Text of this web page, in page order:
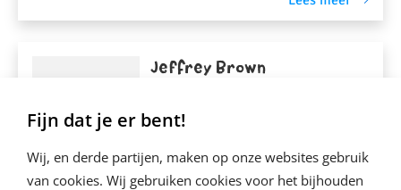
Fijn dat je er bent!
Wij, en derde partijen, maken op onze websites gebruik
van cookies. Wij gebruiken cookies voor het bijhouden
Jeffrey Brown